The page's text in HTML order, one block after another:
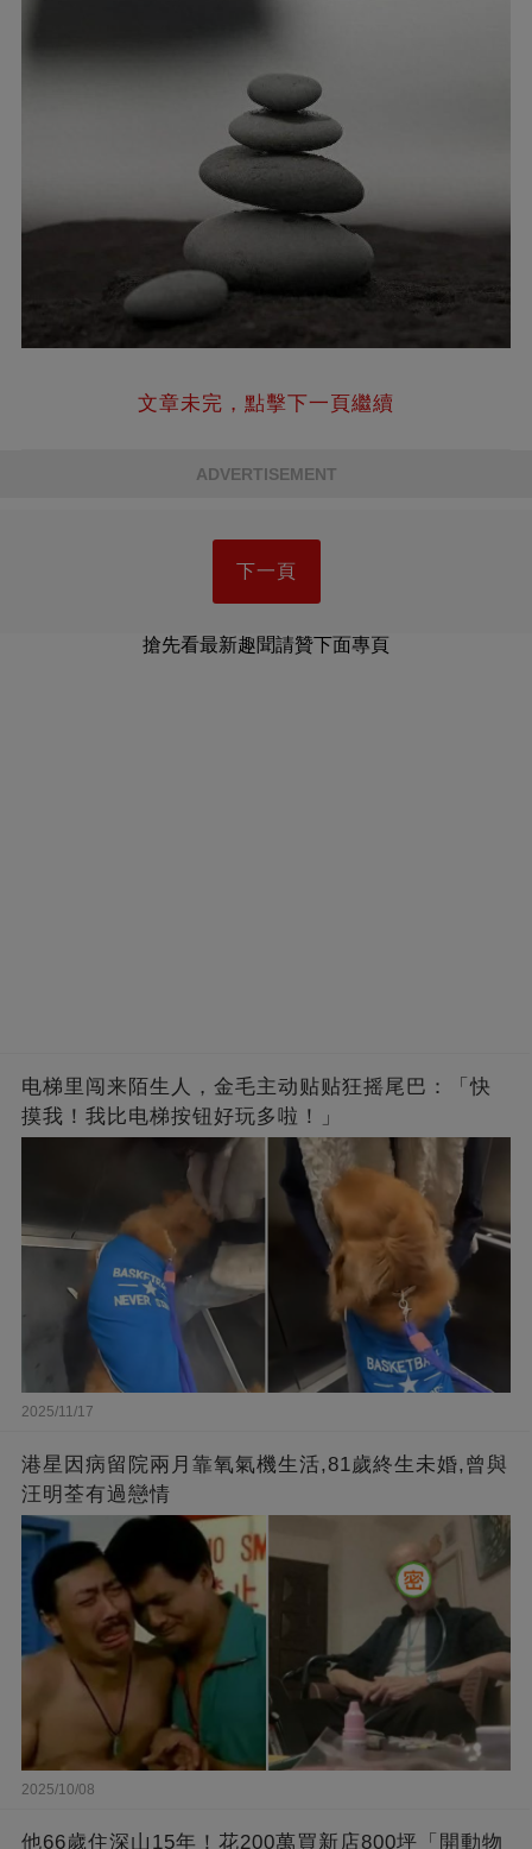
文章未完，點擊下一頁繼續
ADVERTISEMENT
下一頁
搶先看最新趣聞請贊下面專頁
电梯里闯来陌生人，金毛主动贴贴狂摇尾巴：「快
摸我！我比电梯按钮好玩多啦！」
2025/11/17
港星因病留院兩月靠氧氣機生活,81歲終生未婚,曾與
汪明荃有過戀情
2025/10/08
他66歲住深山15年！花200萬買新店800坪「開動物